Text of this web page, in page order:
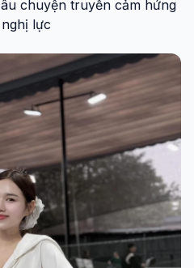
chuyện truyền cảm hứng
lực